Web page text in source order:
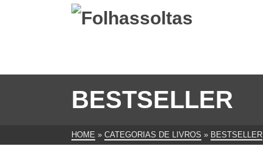
BESTSELLER
HOME » CATEGORIAS DE LIVROS » BESTSELLER